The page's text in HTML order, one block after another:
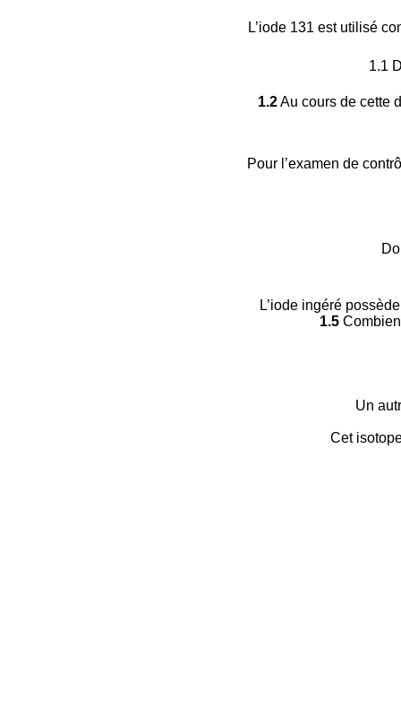
L’iode 131 est utilisé
1.1
1.2Au cours de cette
Pour l’examen de
L’iode ingéré
1.5
Un
Cet